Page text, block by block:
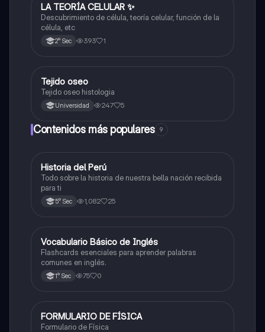
Ciencia y Tecnología
LA TEORÍA CELULAR ✨️
Descubrimiento de célula, teoría celular, función de la
célula, etc
2° Sec 393 1
Ciencia y Tecnología
Tejido oseo
Tejido oseo histologia
Universidad 247 5
Contenidos más populares 9
Ciencias Sociales
Historia del Perú
Todo sobre la historia de nuestra bella nación recibida
para ti
5° Sec 1,082 25
VInglés
Vocabulario Básico de Inglés
Flashcards esenciales para aprender palabras
comunes en inglés.
1° Sec 75 0
Física
FORMULARIO DE FÍSICA
Formulario de Física